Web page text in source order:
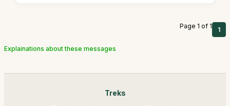
Page 1 of 1 1
Explainations about these messages
Treks